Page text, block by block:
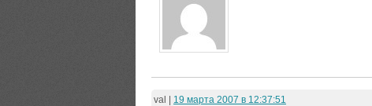
val 19 марта 2007 в 12:37:51